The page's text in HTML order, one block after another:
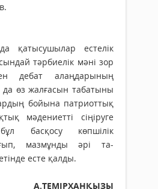
қатысушылар естелік
тәрбиелік мәні зор
дебат алаңдарының
да өз жалғасын табатыны
бойына патриоттық
мәдениетті сіңіруге
басқосу көпшілік
мазмұнды әрі та­
есте қалды.
А.ТЕМІРХАНҚЫЗЫ